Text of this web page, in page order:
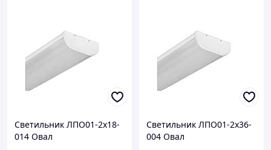
Светильник ЛПО01-2х18-
014 Овал
Светильник ЛПО01-2х36-
004 Овал